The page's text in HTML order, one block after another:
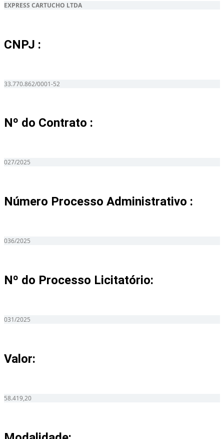
EXPRESS CARTUCHO LTDA
CNPJ :
33.770.862/0001-52
Nº do Contrato :
027/2025
Número Processo Administrativo :
036/2025
Nº do Processo Licitatório:
031/2025
Valor:
58.419,20